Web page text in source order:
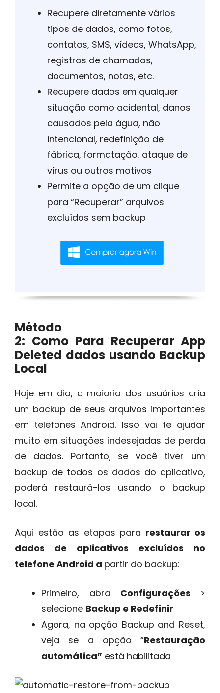
Recupere diretamente vários
tipos de dados, como fotos,
contatos, SMS, vídeos, WhatsApp,
registros de chamadas,
documentos, notas, etc.
Recupere dados em qualquer
situação como acidental, danos
causados pela água, não
intencional, redefinição de
fábrica, formatação, ataque de
vírus ou outros motivos
Permite a opção de um clique
para “Recuperar” arquivos
excluídos sem backup
Método
2: Como Para Recuperar App
Deleted dados usando Backup
Local
Hoje em dia, a maioria dos usuários cria
um backup de seus arquivos importantes
em telefones Android. Isso vai te ajudar
muito em situações indesejadas de perda
de dados. Portanto, se você tiver um
backup de todos os dados do aplicativo,
poderá restaurá-los usando o backup
local.
Aqui estão as etapas para restaurar os
dados de aplicativos excluídos no
telefone Android a partir do backup:
Primeiro, abra Configurações >
selecione Backup e Redefinir
Agora, na opção Backup and Reset,
veja se a opção “Restauração
automática” está habilitada